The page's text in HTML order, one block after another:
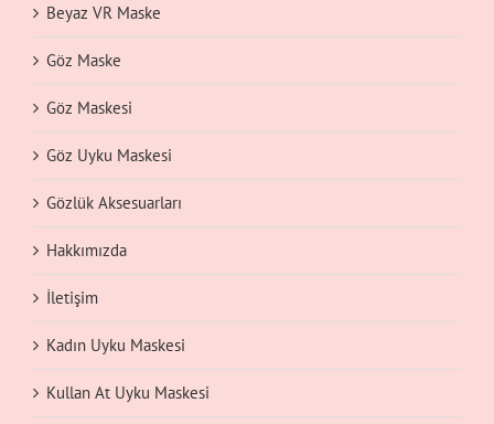
Beyaz VR Maske
Göz Maske
Göz Maskesi
Göz Uyku Maskesi
Gözlük Aksesuarları
Hakkımızda
İletişim
Kadın Uyku Maskesi
Kullan At Uyku Maskesi